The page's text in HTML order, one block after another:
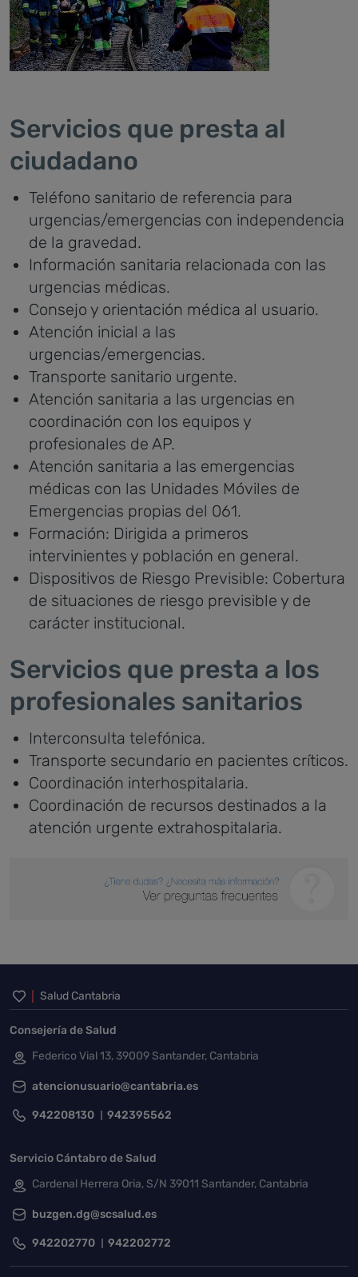
Servicios que presta al
ciudadano
Teléfono sanitario de referencia para
urgencias/emergencias con independencia
de la gravedad.
Información sanitaria relacionada con las
urgencias médicas.
Consejo y orientación médica al usuario.
Atención inicial a las
urgencias/emergencias.
Transporte sanitario urgente.
Atención sanitaria a las urgencias en
coordinación con los equipos y
profesionales de AP.
Atención sanitaria a las emergencias
médicas con las Unidades Móviles de
Emergencias propias del 061.
Formación: Dirigida a primeros
intervinientes y población en general.
Dispositivos de Riesgo Previsible: Cobertura
de situaciones de riesgo previsible y de
carácter institucional.
Servicios que presta a los
profesionales sanitarios
Interconsulta telefónica.
Transporte secundario en pacientes críticos.
Coordinación interhospitalaria.
Coordinación de recursos destinados a la
atención urgente extrahospitalaria.
Inicio del pie de página
Salud Cantabria
Consejería de Salud
Federico Vial 13, 39009 Santander, Cantabria
atencionusuario@cantabria.es
942208130 942395562
Servicio Cántabro de Salud
Cardenal Herrera Oria, S/N 39011 Santander, Cantabria
buzgen.dg@scsalud.es
942202770 942202772